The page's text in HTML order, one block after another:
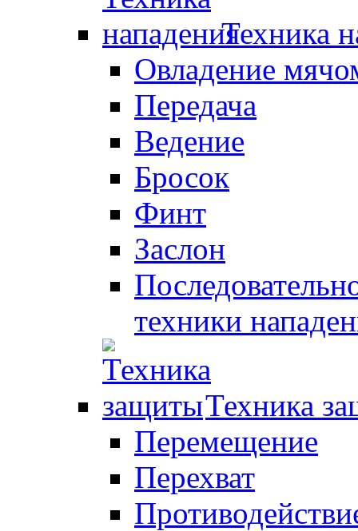
Техника
Овладение
Передача
Ведение
Бросок
Финт
Заслон
техники
Техника
Перемещение
Перехват